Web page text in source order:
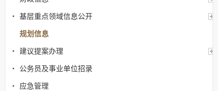
基层重点领域信息公开
规划信息
建议提案办理
公务员及事业单位招录
应急管理